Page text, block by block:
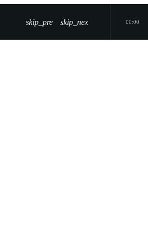
skip_previousskip_next 00:00